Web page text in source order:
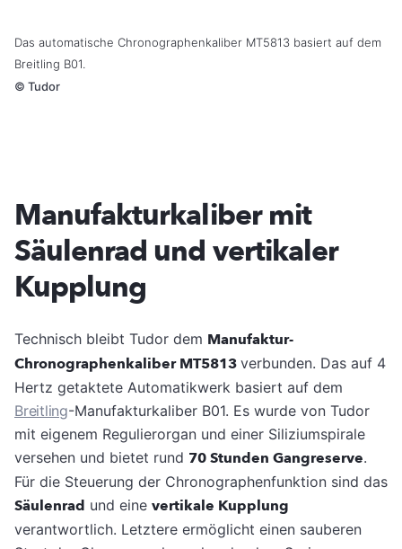
Das automatische Chronographenkaliber MT5813 basiert auf dem
Breitling B01.
© Tudor
Manufakturkaliber mit
Säulenrad und vertikaler
Kupplung
Technisch bleibt Tudor dem Manufaktur-
Chronographenkaliber MT5813 verbunden. Das auf 4
Hertz getaktete Automatikwerk basiert auf dem
Breitling-Manufakturkaliber B01. Es wurde von Tudor
mit eigenem Regulierorgan und einer Siliziumspirale
versehen und bietet rund 70 Stunden Gangreserve.
Für die Steuerung der Chronographenfunktion sind das
Säulenrad und eine vertikale Kupplung
verantwortlich. Letztere ermöglicht einen sauberen